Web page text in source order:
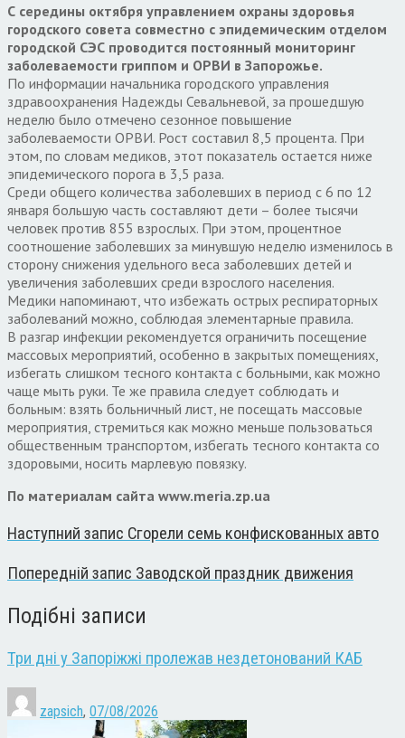
С середины октября управлением охраны здоровья
городского совета совместно с эпидемическим отделом
городской СЭС проводится постоянный мониторинг
заболеваемости гриппом и ОРВИ в Запорожье.
По информации начальника городского управления
здравоохранения Надежды Севальневой, за прошедшую
неделю было отмечено сезонное повышение
заболеваемости ОРВИ. Рост составил 8,5 процента. При
этом, по словам медиков, этот показатель остается ниже
эпидемического порога в 3,5 раза.
Среди общего количества заболевших в период с 6 по 12
января большую часть составляют дети – более тысячи
человек против 855 взрослых. При этом, процентное
соотношение заболевших за минувшую неделю изменилось в
сторону снижения удельного веса заболевших детей и
увеличения заболевших среди взрослого населения.
Медики напоминают, что избежать острых респираторных
заболеваний можно, соблюдая элементарные правила.
В разгар инфекции рекомендуется ограничить посещение
массовых мероприятий, особенно в закрытых помещениях,
избегать слишком тесного контакта с больными, как можно
чаще мыть руки. Те же правила следует соблюдать и
больным: взять больничный лист, не посещать массовые
мероприятия, стремиться как можно меньше пользоваться
общественным транспортом, избегать тесного контакта со
здоровыми, носить марлевую повязку.
По материалам сайта www.meria.zp.ua
Наступний запис Сгорели семь конфискованных авто
Попередній запис Заводской праздник движения
Подібні записи
Три дні у Запоріжжі пролежав нездетонований КАБ
zapsich, 07/08/2026